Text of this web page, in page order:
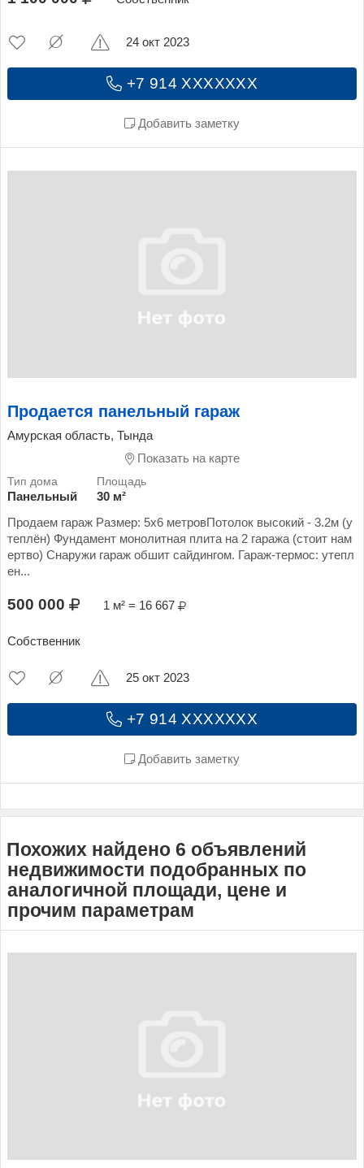
+7 914 XXXXXXX
Добавить заметку
24 окт 2023
Продается панельный гараж
Амурская область, Тында
Показать на карте
Панельный
30 м²
Продаем гараж Размер: 5х6 метровПотолок высокий - 3.2м (у
теплён) Фундамент монолитная плита на 2 гаража (стоит нам
ертво) Снаружи гараж обшит сайдингом. Гараж-термос: утепл
ен...
500 000 1 м² = 16 667
Собственник
+7 914 XXXXXXX
Добавить заметку
25 окт 2023
Похожих найдено 6 объявлений
недвижимости подобранных по
аналогичной площади, цене и
прочим параметрам